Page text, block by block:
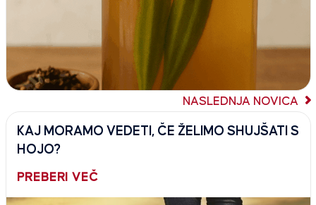
NASLEDNJA NOVICA
KAJ MORAMO VEDETI, ČE ŽELIMO SHUJŠATI S
HOJO?
PREBERI VEČ